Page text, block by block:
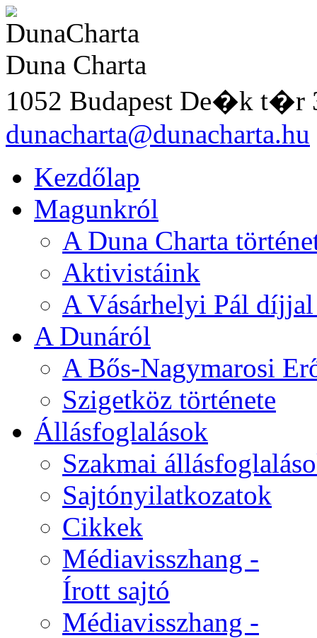
Duna Charta
1052 Budapest De�k t�r
dunacharta@dunacharta.hu
Kezdőlap
Magunkról
A Duna Charta
Aktivistáink
A Vásárhelyi Pál
A Dunáról
A Bős-Nagymarosi
Szigetköz története
Állásfoglalások
Szakmai
Sajtónyilatkozatok
Cikkek
Médiavisszhang -
Írott sajtó
Médiavisszhang -